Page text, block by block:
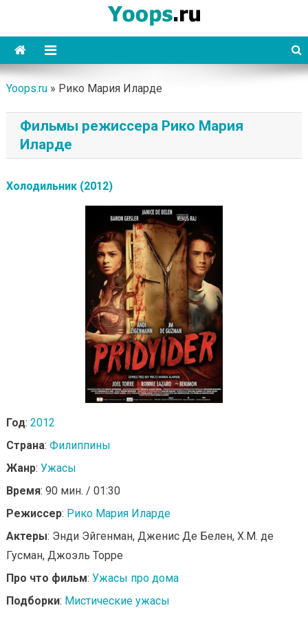
content
Yoops
Yoops.ru» Рико Мария Иларде
Фильмы режиссера Рико Мария
Иларде
Холодильник (2012)
Год: 2012
Страна: Филиппины
Жанр: Ужасы
Время: 90 мин. / 01:30
Режиссер: Рико Мария Иларде
Актеры: Энди Эйгенман, Дженис Де Белен, Х.М. де
Гусман, Джоэль Торре
Про что фильм: Ужасы про дома
Подборки: Мистические ужасы